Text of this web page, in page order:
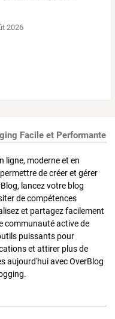
2026
Facile et Performante
ligne, moderne et en
de créer et gérer
lancez votre blog
de compétences
et partagez facilement
communauté active de
puissants pour
et attirer plus de
aujourd'hui avec OverBlog